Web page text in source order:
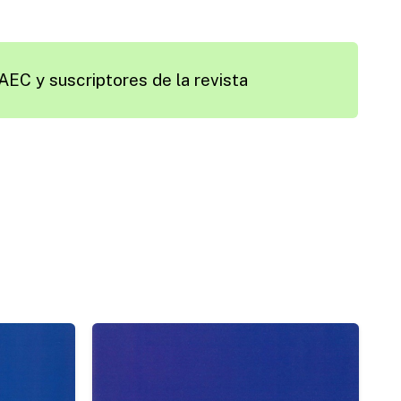
y suscriptores de la revista